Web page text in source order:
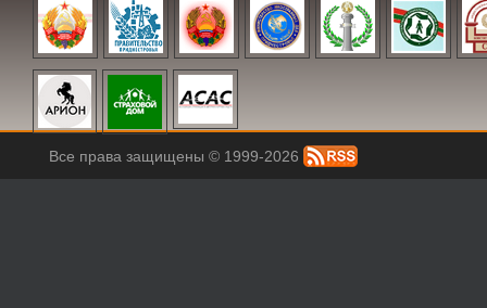
Все права защищены © 1999-2026